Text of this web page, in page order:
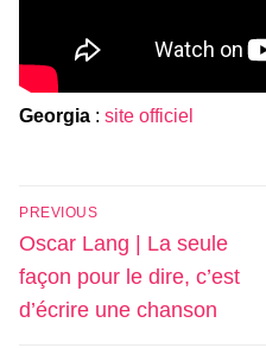
Georgia : site officiel
Navigation
de
l’article
PREVIOUS
Previous
post:
Oscar Lang | La seule
façon pour le dire, c’est
d’écrire une chanson